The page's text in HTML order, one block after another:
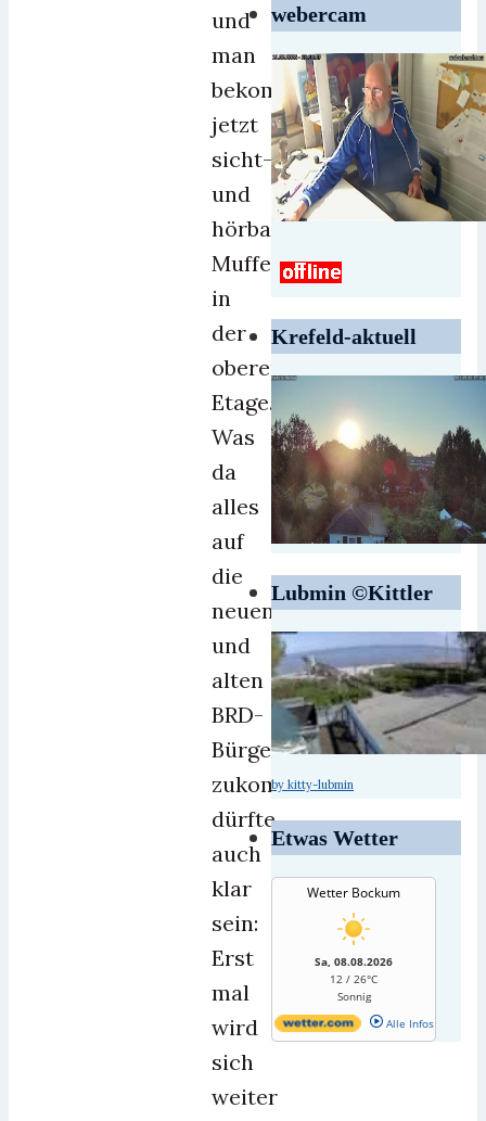
und
man
bekommt
jetzt
sicht-
und
hörbares
Muffensausen
in
der
oberen
Etage.
Was
da
alles
auf
die
neuen
und
alten
BRD-
Bürger
zukommt.
dürfte
auch
klar
sein:
Erst
mal
wird
sich
weiter
webercam
Krefeld-aktuell
Lubmin ©Kittler
by kitty-lubmin
Etwas Wetter
Wetter Bockum
Sa, 08.08.2026
12 / 26°C
Sonnig
Alle Infos